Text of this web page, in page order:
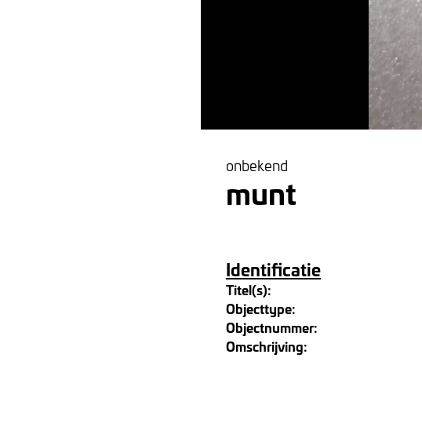
onbekend
munt
Identificatie
Titel(s):
Objecttype:
Objectnummer:
Omschrijving: